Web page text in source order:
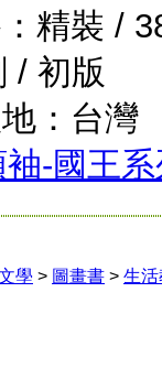
精裝 /
/ 初版
：台灣
-國王
學 > 圖畫書 > 生